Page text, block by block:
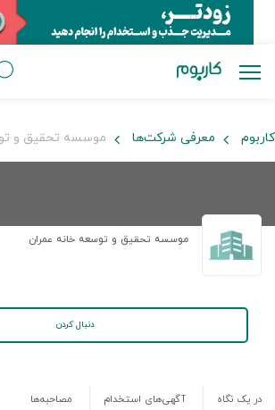
کاربوم معرفی شرکت‌ها موسسه تحقیق و
موسسه تحقیق و توسعه خانه عمران
دنبال کردن
در یک نگاه آگهی‌های استخدام مصاحبه‌ها